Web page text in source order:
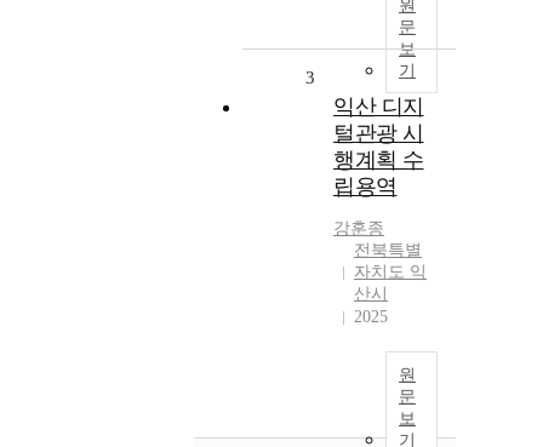
원
문
보
기
3
익산 디지
털관광 시
행계획 수
립용역
강훈종
전북특별
자치도 익
산시
2025
원
문
보
기